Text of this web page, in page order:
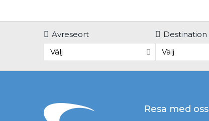
Avreseort
Välj
Destination
Välj
Resa med oss